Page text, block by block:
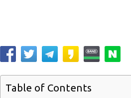
Table of Contents